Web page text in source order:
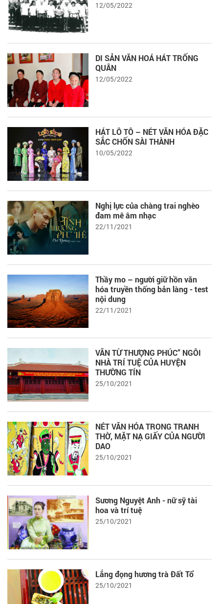
12/05/2022
DI SẢN VĂN HOÁ HÁT TRỐNG
QUÂN
12/05/2022
HÁT LÔ TÔ – NÉT VĂN HÓA ĐẶC
SẮC CHỐN SÀI THÀNH
10/05/2022
Nghị lực của chàng trai nghèo
đam mê âm nhạc
22/11/2021
Thầy mo – người giữ hồn văn
hóa truyền thống bản làng - test
nội dung
22/11/2021
VĂN TỪ THƯỢNG PHÚC” NGÔI
NHÀ TRÍ TUỆ CỦA HUYỆN
THƯỜNG TÍN
25/10/2021
NÉT VĂN HÓA TRONG TRANH
THỜ, MẶT NẠ GIẤY CỦA NGƯỜI
DAO
25/10/2021
Sương Nguyệt Anh - nữ sỹ tài
hoa và trí tuệ
25/10/2021
Lắng đọng hương trà Đất Tổ
25/10/2021